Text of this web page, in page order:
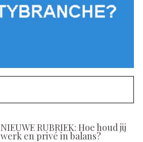
NIEUWE RUBRIEK: Hoe houd jij
werk en privé in balans?